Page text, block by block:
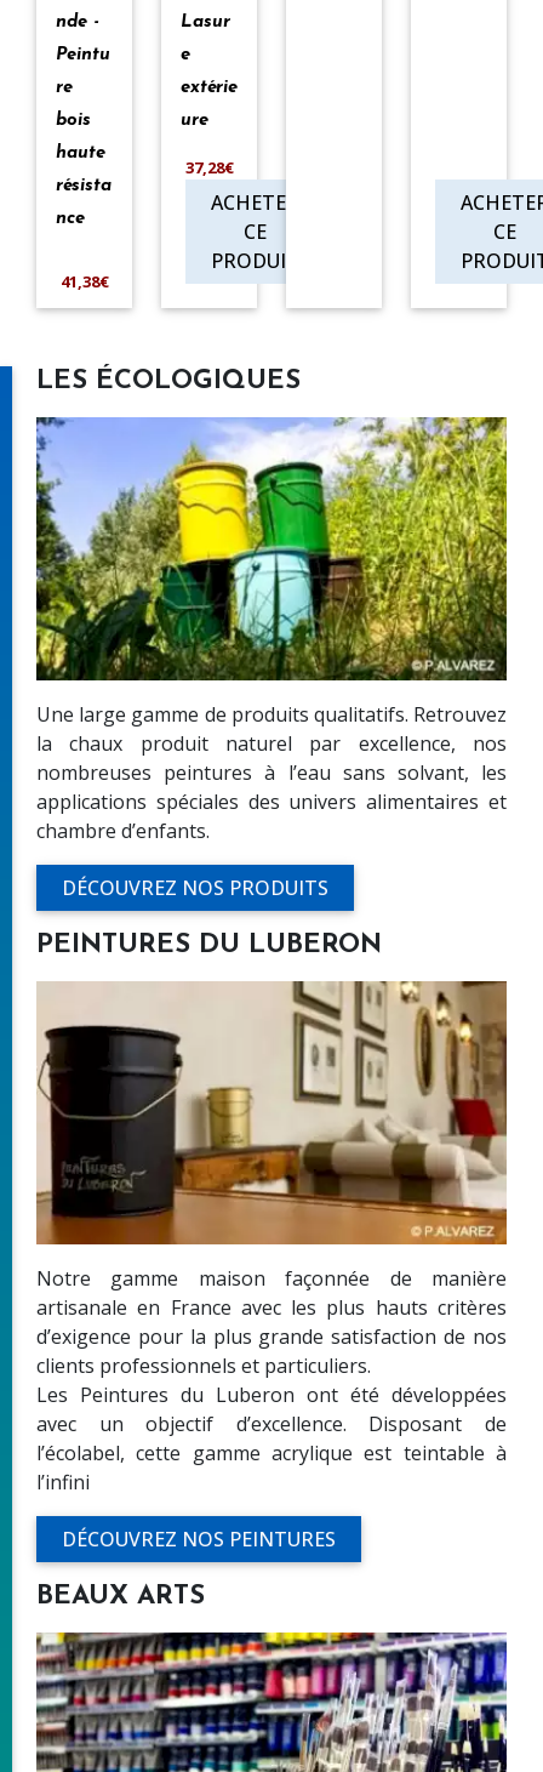
nde -
Peintu
re
bois
haute
résista
nce
41,38€
Lasur
e
extérie
ure
37,28€
ACHETER
CE
PRODUIT
CE
LES ÉCOLOGIQUES
Une large gamme de produits qualitatifs. Retrouvez
la chaux produit naturel par excellence, nos
nombreuses peintures à l’eau sans solvant, les
applications spéciales des univers alimentaires et
chambre d’enfants.
DÉCOUVREZ NOS PRODUITS
PEINTURES DU LUBERON
Notre gamme maison façonnée de manière
artisanale en France avec les plus hauts critères
d’exigence pour la plus grande satisfaction de nos
clients professionnels et particuliers.
Les Peintures du Luberon ont été développées
avec un objectif d’excellence. Disposant de
l’écolabel, cette gamme acrylique est teintable à
l’infini
DÉCOUVREZ NOS PEINTURES
BEAUX ARTS